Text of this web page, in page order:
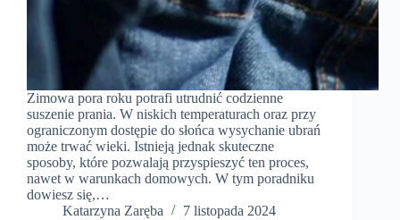
Zimowa pora roku potrafi utrudnić codzienne
suszenie prania. W niskich temperaturach oraz przy
ograniczonym dostępie do słońca wysychanie ubrań
może trwać wieki. Istnieją jednak skuteczne
sposoby, które pozwalają przyspieszyć ten proces,
nawet w warunkach domowych. W tym poradniku
dowiesz się,…
Katarzyna Zaręba
7 listopada 2024